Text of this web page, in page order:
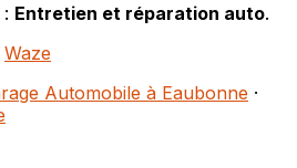
Entretien et réparation auto.
Waze
Automobile à Eaubonne ·